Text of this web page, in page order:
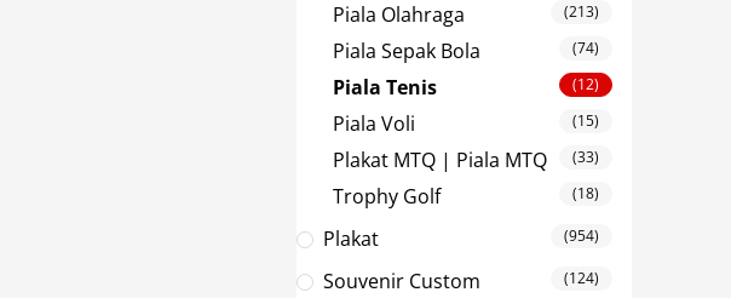
Piala Olahraga (213)
Piala Sepak Bola (74)
Piala Tenis (12)
Piala Voli (15)
Plakat MTQ | Piala MTQ (33)
Trophy Golf (18)
Plakat (954)
Souvenir Custom (124)